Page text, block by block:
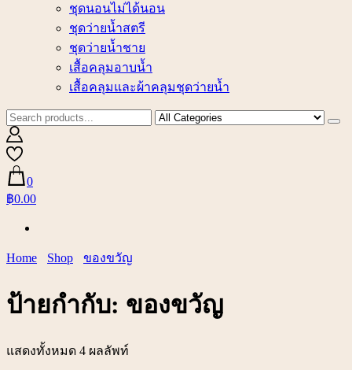
ชุดนอนไม่ได้นอน
ชุดว่ายน้ำสตรี
ชุดว่ายน้ำชาย
เสื้อคลุมอาบน้ำ
เสื้อคลุมและผ้าคลุมชุดว่ายน้ำ
0
฿0.00
Home Shop ของขวัญ
ป้ายกำกับ: ของขวัญ
แสดงทั้งหมด 4 ผลลัพท์